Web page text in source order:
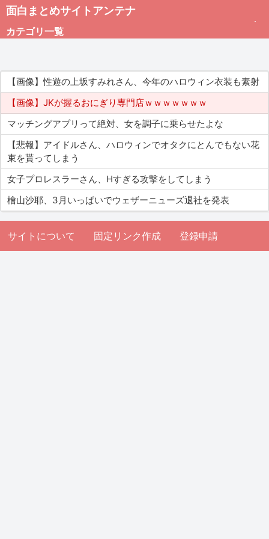
面白まとめサイトアンテナ
カテゴリ一覧
総合
アダルト
【画像】性遊の上坂すみれさん、今年のハロウィン衣装も素射
【画像】JKが握るおにぎり専門店ｗｗｗｗｗｗｗ
マッチングアプリって絶対、女を調子に乗らせたよな
【悲報】アイドルさん、ハロウィンでオタクにとんでもない花
束を貰ってしまう
女子プロレスラーさん、Hすぎる攻撃をしてしまう
檜山沙耶、3月いっぱいでウェザーニューズ退社を発表
サイトについて 固定リンク作成 登録申請